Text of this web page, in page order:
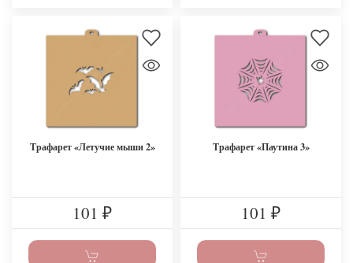
Трафарет «Летучие мыши 2»
101 ₽
Трафарет «Паутина 3»
101 ₽